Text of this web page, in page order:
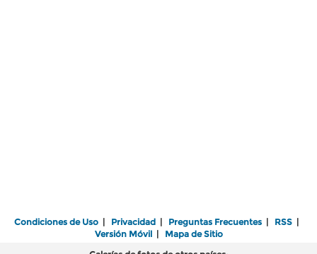
Condiciones de Uso | Privacidad | Preguntas Frecuentes | RSS |
Versión Móvil| Mapa de Sitio